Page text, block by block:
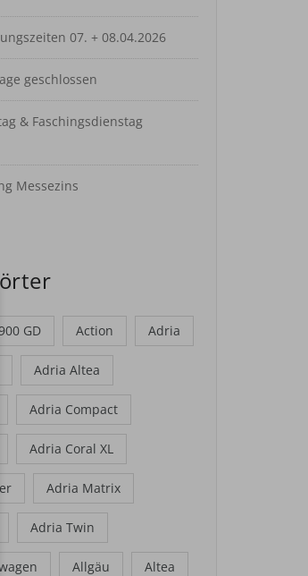
07. + 08.04.2026
geschlossen
& Faschingsdienstag
Messezins
GD Action Adria
Adria Altea
Adria Compact
Adria Coral XL
Adria Matrix
Adria Twin
Allgäu Altea